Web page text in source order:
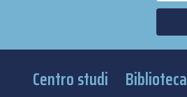
Centro studi Biblioteca